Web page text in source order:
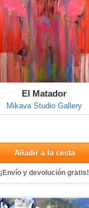
El Matador
Mikava Studio Gallery
Añadir a la cesta
¡Envío y devolución gratis!